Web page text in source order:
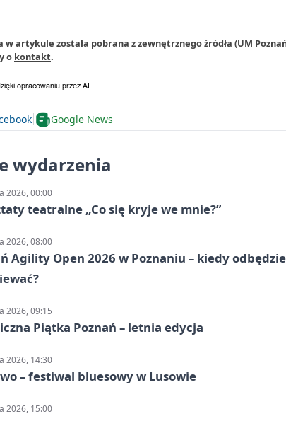
artykule została pobrana z zewnętrznego źródła (UM
o kontakt.
Google News
wydarzenia
2026, 00:00
teatralne „Co się kryje we mnie?”
2026, 08:00
Agility Open 2026 w Poznaniu – kiedy
2026, 09:15
Piątka Poznań – letnia edycja
2026, 14:30
– festiwal bluesowy w Lusowie
2026, 15:00